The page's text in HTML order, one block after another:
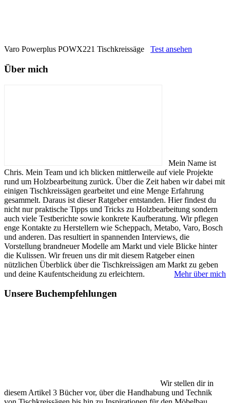
Varo Powerplus POWX221 Tischkreissäge Test ansehen
Über mich
Mein Name ist
Chris. Mein Team und ich blicken mittlerweile auf viele Projekte
rund um Holzbearbeitung zurück. Über die Zeit haben wir dabei mit
einigen Tischkreissägen gearbeitet und eine Menge Erfahrung
gesammelt. Daraus ist dieser Ratgeber entstanden. Hier findest du
nicht nur praktische Tipps und Tricks zu Holzbearbeitung sondern
auch viele Testberichte sowie konkrete Kaufberatung. Wir pflegen
enge Kontakte zu Herstellern wie Scheppach, Metabo, Varo, Bosch
und anderen. Das resultiert in spannenden Interviews, die
Vorstellung brandneuer Modelle am Markt und viele Blicke hinter
die Kulissen. Wir freuen uns dir mit diesem Ratgeber einen
nützlichen Überblick über die Tischkreissägen am Markt zu geben
und deine Kaufentscheidung zu erleichtern.
Mehr über mich
Unsere Buchempfehlungen
Wir stellen dir in
diesem Artikel 3 Bücher vor, über die Handhabung und Technik